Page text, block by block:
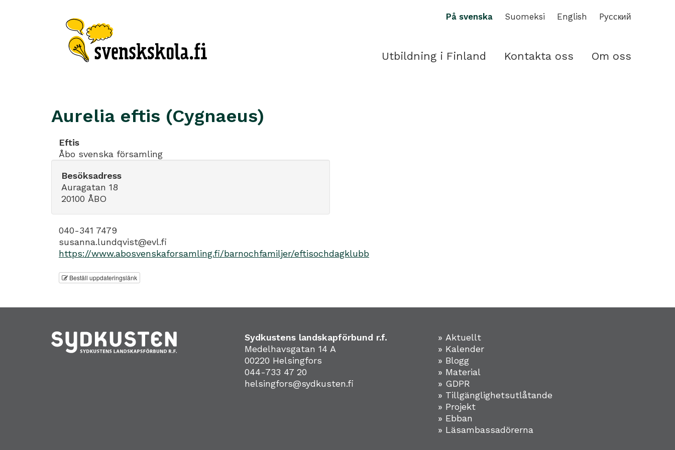
På svenska Suomeksi English Pусский
Utbildning i Finland Kontakta oss Om oss
Aurelia eftis (Cygnaeus)
Eftis
Åbo svenska församling
Besöksadress
Auragatan 18
20100 ÅBO
040-341 7479
susanna.lundqvist@evl.fi
https://www.abosvenskaforsamling.fi/barnochfamiljer/eftisochdagklubb
Beställ uppdateringslänk
Sydkustens landskapförbund r.f.
Medelhavsgatan 14 A
00220 Helsingfors
044-733 47 20
helsingfors@sydkusten.fi
» Aktuellt
» Kalender
» Blogg
» Material
» GDPR
» Tillgänglighetsutlåtande
» Projekt
» Ebban
» Läsambassadörerna